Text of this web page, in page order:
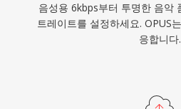
음성용 6kbps부터 투명한 음악
트레이트를 설정하세요. OPUS
응합니다.